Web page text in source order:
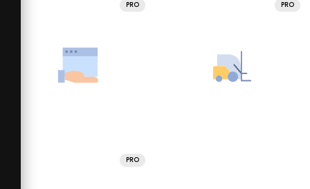
PRO PRO
PRO